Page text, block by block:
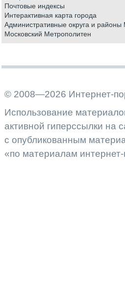
Почтовые индексы
Интерактивная карта города
Административные округа и районы
Московский Метрополитен
© 2008—2026 Интернет-
Использование
активной гиперссылки на
с опубликованным
«по материалам